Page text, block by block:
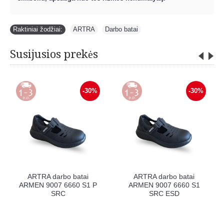
Raktiniai žodžiai: ARTRA Darbo batai
Susijusios prekės
darbo batai
9007 6660 S1
ARTRA darbo batai
ARMEN 9007 6660 S1 P
ARTRA
ARMEN